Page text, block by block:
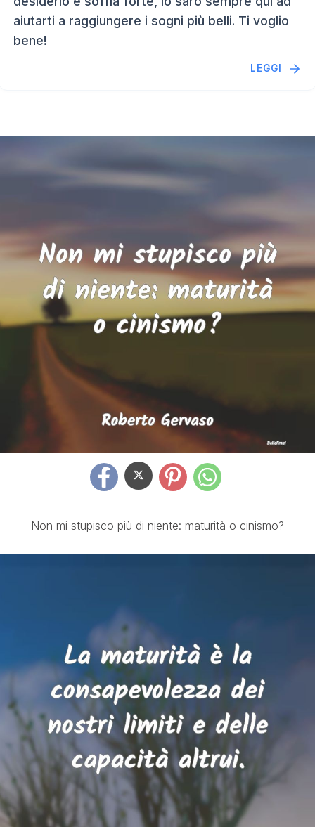
aiutarti a raggiungere i sogni più belli. Ti voglio
bene!
LEGGI
Non mi stupisco più di niente: maturità o cinismo?